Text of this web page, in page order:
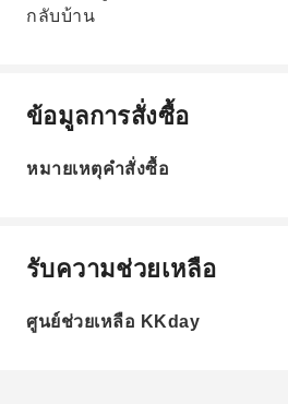
กลับบ้าน
ข้อมูลการสั่งซื้อ
หมายเหตุคำสั่งซื้อ
รับความช่วยเหลือ
ศูนย์ช่วยเหลือ KKday